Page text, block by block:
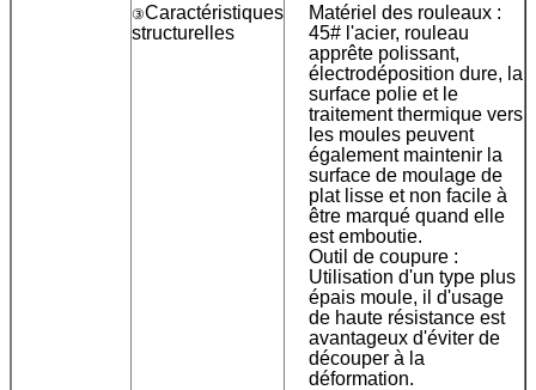
③Caractéristiques
structurelles
Matériel des rouleaux :
45# l'acier, rouleau
apprête polissant,
électrodéposition dure, la
surface polie et le
traitement thermique vers
les moules peuvent
également maintenir la
surface de moulage de
plat lisse et non facile à
être marqué quand elle
est emboutie.
Outil de coupure :
Utilisation d'un type plus
épais moule, il d'usage
de haute résistance est
avantageux d'éviter de
découper à la
déformation.